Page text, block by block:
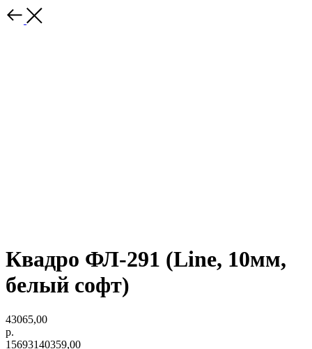
Квадро ФЛ-291 (Line, 10мм,
белый софт)
43065,00
р.
15693140359,00